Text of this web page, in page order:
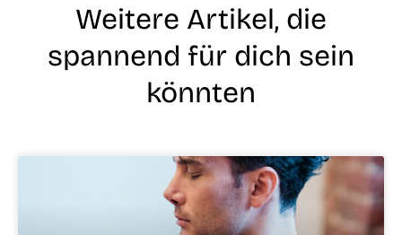
Weitere Artikel, die
spannend für dich sein
könnten